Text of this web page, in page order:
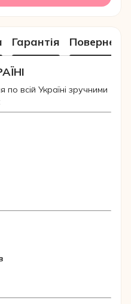
Гарантія
всій Україні зручними